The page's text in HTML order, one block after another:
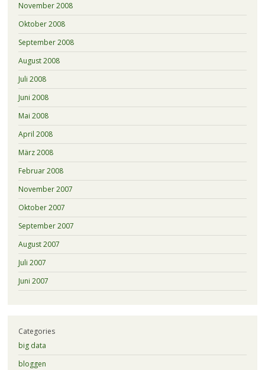
November 2008
Oktober 2008
September 2008
August 2008
Juli 2008
Juni 2008
Mai 2008
April 2008
März 2008
Februar 2008
November 2007
Oktober 2007
September 2007
August 2007
Juli 2007
Juni 2007
Categories
big data
bloggen